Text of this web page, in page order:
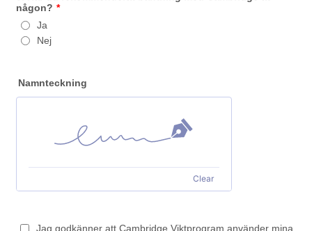
någon? *
Ja
Nej
Namnteckning
Clear
Jag godkänner att Cambridge Viktprogram använder mina